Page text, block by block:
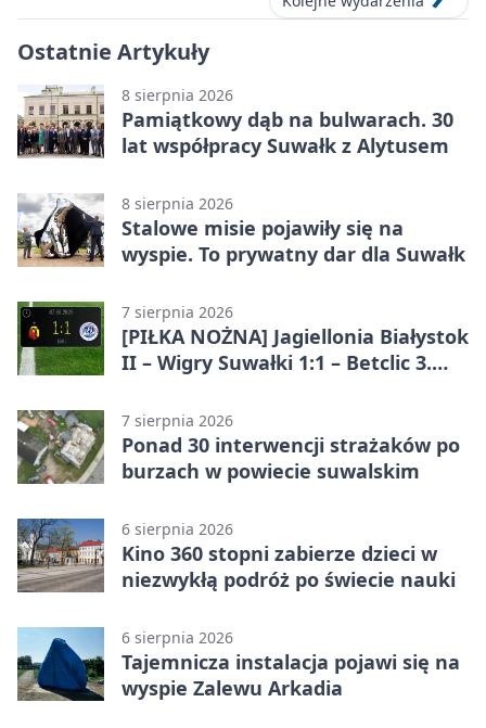
Ostatnie Artykuły
8 sierpnia 2026
Pamiątkowy dąb na bulwarach. 30
lat współpracy Suwałk z Alytusem
8 sierpnia 2026
Stalowe misie pojawiły się na
wyspie. To prywatny dar dla Suwałk
7 sierpnia 2026
[PIŁKA NOŻNA] Jagiellonia Białystok
II – Wigry Suwałki 1:1 – Betclic 3.
7 sierpnia 2026
Ponad 30 interwencji strażaków po
burzach w powiecie suwalskim
6 sierpnia 2026
Kino 360 stopni zabierze dzieci w
niezwykłą podróż po świecie nauki
6 sierpnia 2026
Tajemnicza instalacja pojawi się na
wyspie Zalewu Arkadia